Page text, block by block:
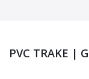
PVC TRAKE |